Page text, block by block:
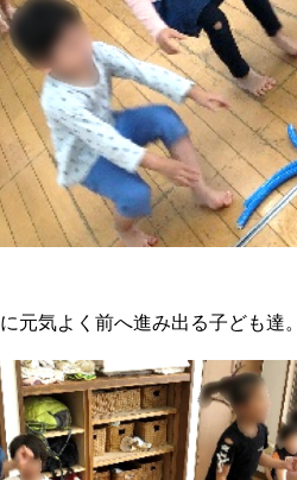
元気よく前へ進み出る子ども達。